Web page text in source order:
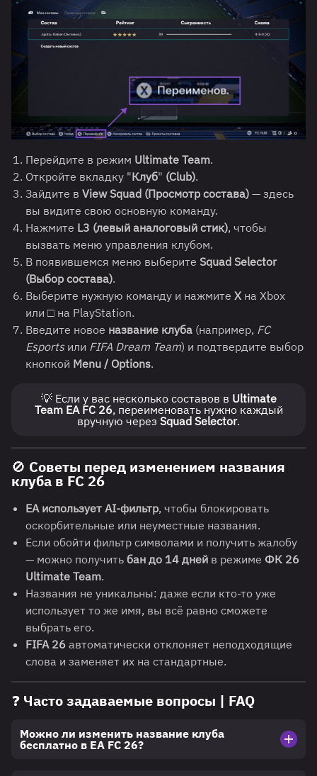
Перейдите в режим Ultimate Team.
Откройте вкладку "Клуб" (Club).
Зайдите в View Squad (Просмотр состава) — здесь
вы видите свою основную команду.
Нажмите L3 (левый аналоговый стик), чтобы
вызвать меню управления клубом.
В появившемся меню выберите Squad Selector
(Выбор состава).
Выберите нужную команду и нажмите X на Xbox
или □ на PlayStation.
Введите новое название клуба (например, FC
Esportsили FIFA Dream Team) и подтвердите выбор
кнопкой Menu / Options.
💡 Если у вас несколько составов в Ultimate
Team EA FC 26, переименовать нужно каждый
вручную через Squad Selector.
🚫 Советы перед изменением названия
клуба в FC 26
EA использует AI-фильтр, чтобы блокировать
оскорбительные или неуместные названия.
Если обойти фильтр символами и получить жалобу
— можно получить бан до 14 дней в режиме ФК 26
Ultimate Team.
Названия не уникальны: даже если кто-то уже
использует то же имя, вы всё равно сможете
выбрать его.
FIFA 26 автоматически отклоняет неподходящие
слова и заменяет их на стандартные.
❓ Часто задаваемые вопросы | FAQ
Можно ли изменить название клуба
бесплатно в EA FC 26?